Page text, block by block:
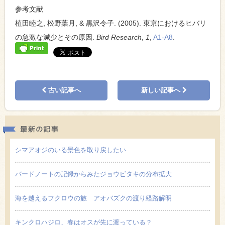
参考文献
植田睦之, 松野葉月, & 黒沢令子. (2005). 東京におけるヒバリ
の急激な減少とその原因. Bird Research 1 A1-A8
古い記事へ 新しい記事へ
シマアオジのいる景色を取り戻したい
バードノートの記録からみたジョウビタキの分布拡大
海を越えるフクロウの旅 アオバズクの渡り経路解明
キンクロハジロ、春はオスが先に渡っている？